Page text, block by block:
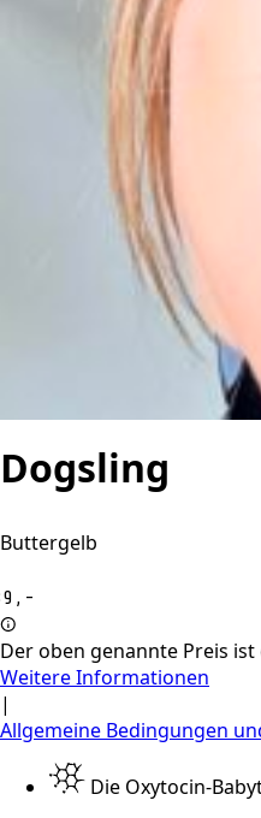
Dogsling
Buttergelb
Der oben genannte Preis
Weitere Informationen
|
Allgemeine Bedingungen
Die Oxytocin-